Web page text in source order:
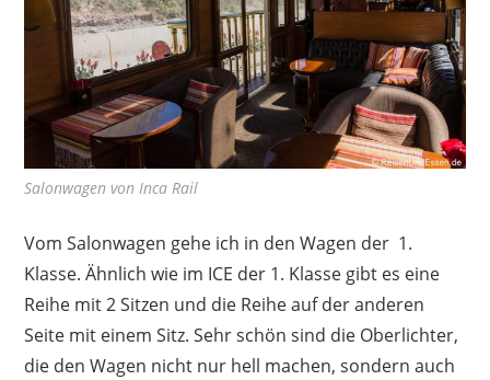
Salonwagen von Inca Rail
Vom Salonwagen gehe ich in den Wagen der 1.
Klasse. Ähnlich wie im ICE der 1. Klasse gibt es eine
Reihe mit 2 Sitzen und die Reihe auf der anderen
Seite mit einem Sitz. Sehr schön sind die Oberlichter,
die den Wagen nicht nur hell machen, sondern auch